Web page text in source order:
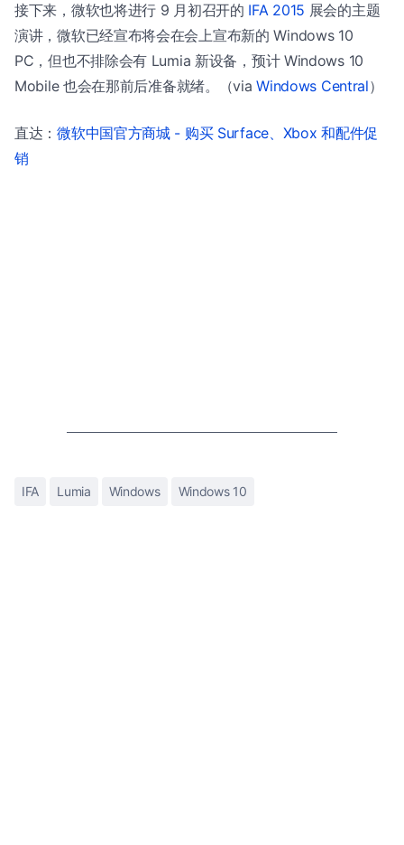
接下来，微软也将进行 9 月初召开的 IFA 2015 展会的主题
演讲，微软已经宣布将会在会上宣布新的 Windows 10
PC，但也不排除会有 Lumia 新设备，预计 Windows 10
Mobile 也会在那前后准备就绪。（viaWindows Central）
直达：微软中国官方商城 - 购买 Surface、Xbox 和配件促
销
IFA Lumia Windows Windows 10